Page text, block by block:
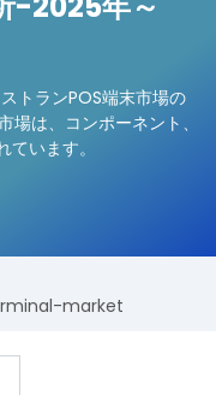
トランPOS端末市場の
は、コンポーネント、
います。
market